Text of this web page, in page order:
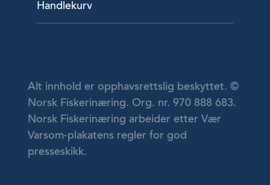
Handlekurv
Alt innhold er opphavsrettslig beskyttet. ©
Norsk Fiskerinæring. Org. nr. 970 888 683.
Norsk Fiskerinæring arbeider etter Vær
Varsom-plakatens regler for god
presseskikk.